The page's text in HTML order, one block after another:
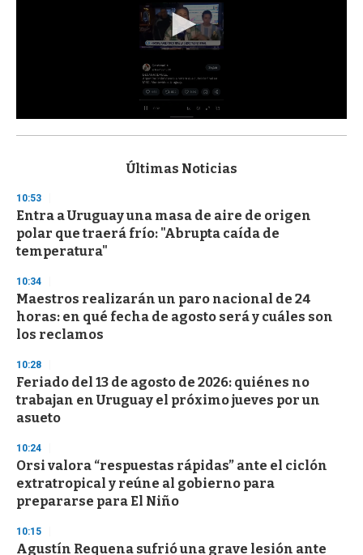
s
d
s
o
f
3
s
e
c
o
n
Últimas Noticias
10:53
Entra a Uruguay una masa de aire de origen
polar que traerá frío: "Abrupta caída de
temperatura"
10:34
Maestros realizarán un paro nacional de 24
horas: en qué fecha de agosto será y cuáles son
los reclamos
10:28
Feriado del 13 de agosto de 2026: quiénes no
trabajan en Uruguay el próximo jueves por un
asueto
10:24
Orsi valora “respuestas rápidas” ante el ciclón
extratropical y reúne al gobierno para
prepararse para El Niño
10:15
Agustín Requena sufrió una grave lesión ante